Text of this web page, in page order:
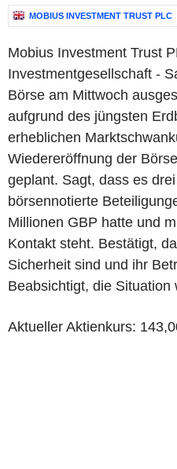
MOBIUS INVESTMENT TRUST PLC
Mobius Investment Trust
Investmentgesellschaft -
Börse am Mittwoch
aufgrund des jüngsten
erheblichen
Wiedereröffnung der
geplant. Sagt, dass es
börsennotierte
Millionen GBP hatte und
Kontakt steht. Bestätigt,
Sicherheit sind und ihr
Beabsichtigt, die
Aktueller Aktienkurs: